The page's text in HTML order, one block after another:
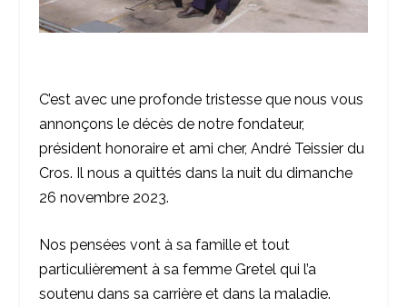
C’est avec une profonde tristesse que nous vous
annonçons le décès de notre fondateur,
président honoraire et ami cher, André Teissier du
Cros. Il nous a quittés dans la nuit du dimanche
26 novembre 2023.
Nos pensées vont à sa famille et tout
particulièrement à sa femme Gretel qui l’a
soutenu dans sa carrière et dans la maladie.